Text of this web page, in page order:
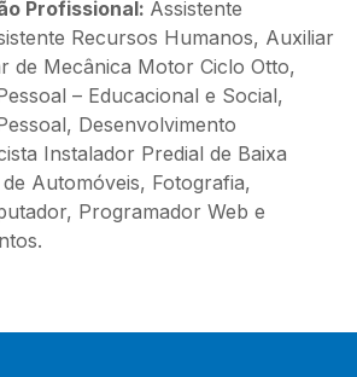
Profissional: Assistente
Recursos Humanos, Auxiliar
de Mecânica Motor Ciclo Otto,
– Educacional e Social,
Desenvolvimento
Instalador Predial de Baixa
Automóveis, Fotografia,
Programador Web e